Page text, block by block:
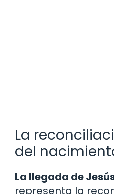
La
del
La llegada de
representa la